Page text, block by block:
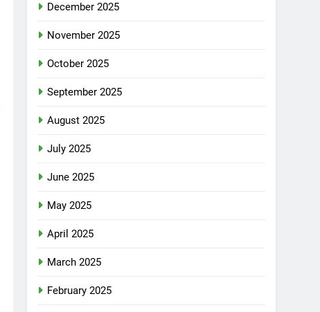
December 2025
November 2025
October 2025
September 2025
August 2025
July 2025
June 2025
May 2025
April 2025
March 2025
February 2025